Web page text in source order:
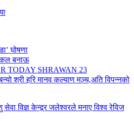
घोषणा
बनाऊ
TODAY SHRAWAN 23
श्री हरि मानव कल्याण मञ्च,अति विपन्नको
विज्ञ केन्द्र्र जलेश्वरले मनाए विश्व रेविज